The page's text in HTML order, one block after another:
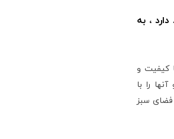
، به
کیفیت و
را با
فضای سبز